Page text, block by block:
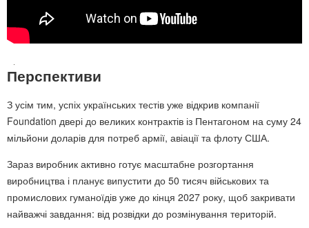
Перспективи
З усім тим, успіх українських тестів уже відкрив компанії
Foundation двері до великих контрактів із Пентагоном на суму 24
мільйони доларів для потреб армії, авіації та флоту США.
Зараз виробник активно готує масштабне розгортання
виробництва і планує випустити до 50 тисяч військових та
промислових гуманоїдів уже до кінця 2027 року, щоб закривати
найважчі завдання: від розвідки до розмінування територій.